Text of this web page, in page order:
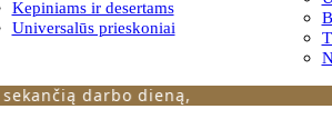
Kepiniams ir desertams
Universalūs prieskoniai
darbo dieną,